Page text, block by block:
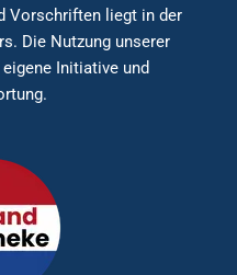
Vorschriften liegt in der
Die Nutzung unserer
Initiative und